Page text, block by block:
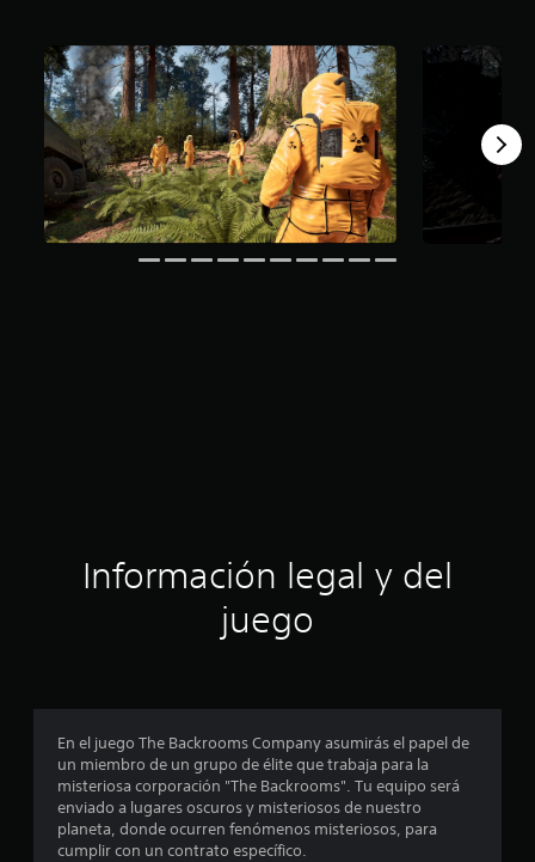
Información legal y del
juego
En el juego The Backrooms Company asumirás el papel de
un miembro de un grupo de élite que trabaja para la
misteriosa corporación "The Backrooms". Tu equipo será
enviado a lugares oscuros y misteriosos de nuestro
planeta, donde ocurren fenómenos misteriosos, para
cumplir con un contrato específico.